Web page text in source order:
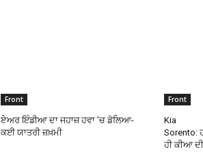
Front
ਏਅਰ ਇੰਡੀਆ ਦਾ ਜਹਾਜ਼ ਹਵਾ ’ਚ ਡੋਲਿਆ-
ਕਈ ਯਾਤਰੀ ਜ਼ਖ਼ਮੀ
Front
Kia
Sorento:
ਹੀ ਕੀਆ